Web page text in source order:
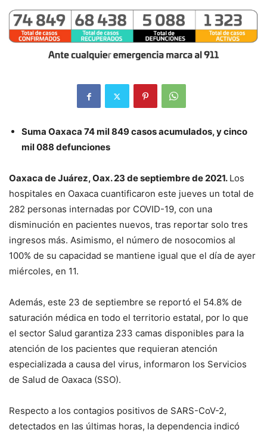
Suma Oaxaca 74 mil 849 casos acumulados, y cinco
mil 088 defunciones
Oaxaca de Juárez, Oax. 23 de septiembre de 2021. Los
hospitales en Oaxaca cuantificaron este jueves un total de
282 personas internadas por COVID-19, con una
disminución en pacientes nuevos, tras reportar solo tres
ingresos más. Asimismo, el número de nosocomios al
100% de su capacidad se mantiene igual que el día de ayer
miércoles, en 11.
Además, este 23 de septiembre se reportó el 54.8% de
saturación médica en todo el territorio estatal, por lo que
el sector Salud garantiza 233 camas disponibles para la
atención de los pacientes que requieran atención
especializada a causa del virus, informaron los Servicios
de Salud de Oaxaca (SSO).
Respecto a los contagios positivos de SARS-CoV-2,
detectados en las últimas horas, la dependencia indicó